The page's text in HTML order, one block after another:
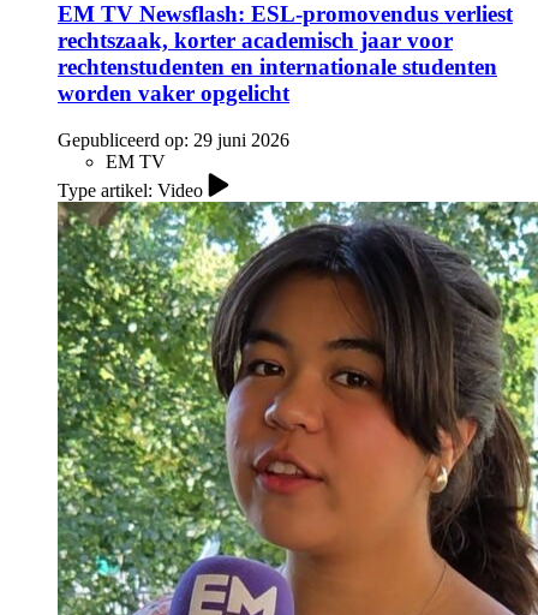
EM TV Newsflash: ESL-promovendus verliest
rechtszaak, korter academisch jaar voor
rechtenstudenten en internationale studenten
worden vaker opgelicht
Gepubliceerd op: 29 juni 2026
EM TV
Type artikel: Video